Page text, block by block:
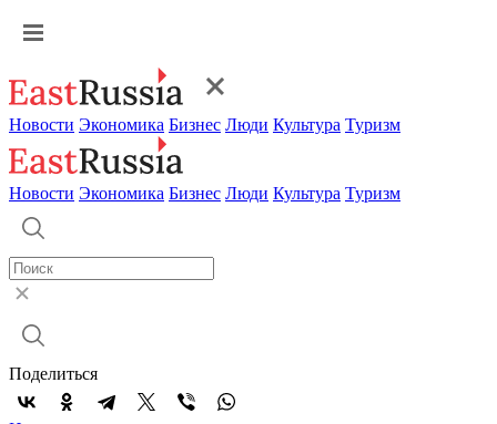
Новости Экономика Бизнес Люди Культура Туризм
Новости Экономика Бизнес Люди Культура Туризм
Поделиться